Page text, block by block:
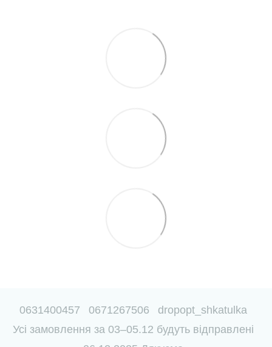
0631400457 0671267506
dropopt_shkatulka
Усі замовлення за 03–05.12 будуть відправлені